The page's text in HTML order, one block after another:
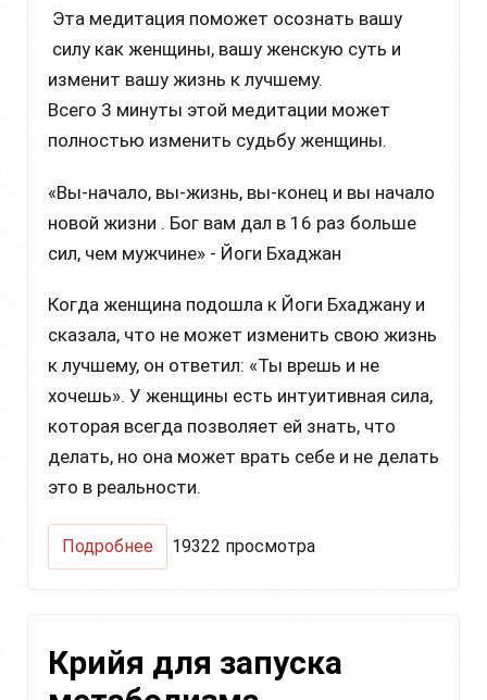
Эта медитация поможет осознать вашу
силу как женщины, вашу женскую суть и
изменит вашу жизнь к лучшему.
Всего 3 минуты этой медитации может
полностью изменить судьбу женщины.
«Вы-начало, вы-жизнь, вы-конец и вы начало
новой жизни . Бог вам дал в 16 раз больше
сил, чем мужчине» - Йоги Бхаджан
Когда женщина подошла к Йоги Бхаджану и
сказала, что не может изменить свою жизнь
к лучшему, он ответил: «Ты врешь и не
хочешь». У женщины есть интуитивная сила,
которая всегда позволяет ей знать, что
делать, но она может врать себе и не делать
это в реальности.
Подробнее
изменения
19322 просмотра
Крийя для запуска